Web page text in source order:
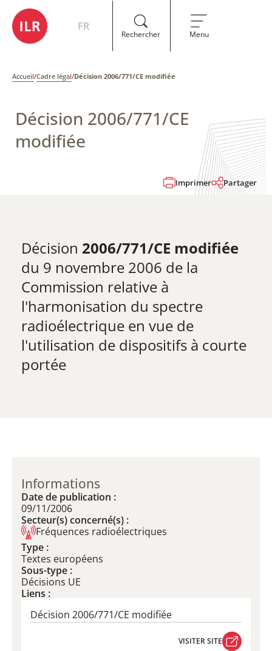
FR
Rechercher Menu
Accueil/Cadre légal/Décision 2006/771/CE modifiée
Décision 2006/771/CE
modifiée
Imprimer Partager
Décision 2006/771/CE modifiée
du 9 novembre 2006 de la
Commission relative à
l'harmonisation du spectre
radioélectrique en vue de
l'utilisation de dispositifs à courte
portée
Informations
Date de publication :
09/11/2006
Secteur(s) concerné(s) :
Fréquences radioélectriques
Type :
Textes européens
Sous-type :
Décisions UE
Liens :
Décision 2006/771/CE modifiée
VISITER SITE